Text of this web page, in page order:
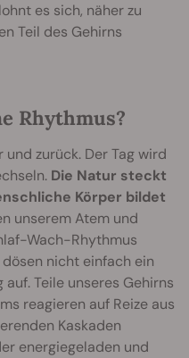
es sich, näher zu
Teil des Gehirns
Rhythmus?
zurück. Der Tag wird
Die Natur steckt
Körper bildet
unserem Atem und
Wach-Rhythmus
nicht einfach ein
Teile unseres Gehirns
reagieren auf Reize aus
Kaskaden
energiegeladen und